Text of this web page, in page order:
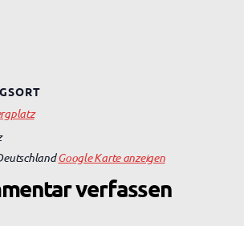
Google Karte anzeigen
verfassen